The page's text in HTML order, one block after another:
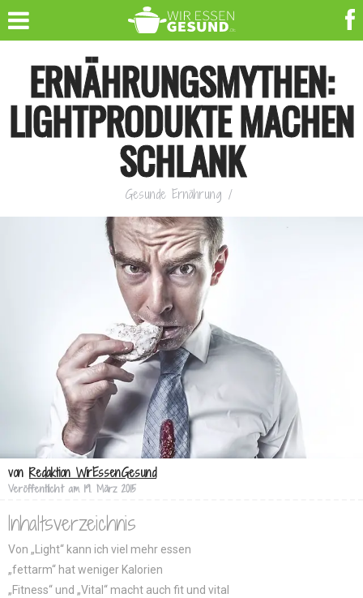
ERNÄHRUNGSMYTHEN:
LIGHTPRODUKTE MACHEN
SCHLANK
Gesunde Ernährung /
von Redaktion WirEssenGesund
Veröffentlicht am 19. März 2015
Inhaltsverzeichnis
Von „Light“ kann ich viel mehr essen
„fettarm“ hat weniger Kalorien
„Fitness“ und „Vital“ macht auch fit und vital